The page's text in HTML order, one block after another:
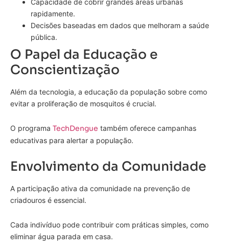
Capacidade de cobrir grandes áreas urbanas
rapidamente.
Decisões baseadas em dados que melhoram a saúde
pública.
O Papel da Educação e
Conscientização
Além da tecnologia, a educação da população sobre como
evitar a proliferação de mosquitos é crucial.
O programa TechDengue também oferece campanhas
educativas para alertar a população.
Envolvimento da Comunidade
A participação ativa da comunidade na prevenção de
criadouros é essencial.
Cada indivíduo pode contribuir com práticas simples, como
eliminar água parada em casa.